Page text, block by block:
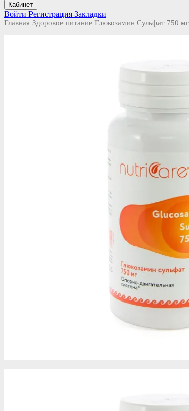
Кабинет
Войти Регистрация Закладки
Главная Здоровое питание Глюкозамин Сульфат 750 мг